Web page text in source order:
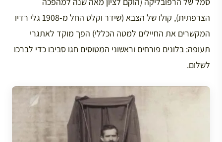
הצרפתית), קולו של הצבא (שידר וקלט החל מ-1908 גלי רדיו
המקשרים את החיילים למטה הכללי) הפך מוקד לאתגרי
תעופה: בלונים פורחים וראשוני המטוסים חגו סביבו כדי לברכו
לשלום.